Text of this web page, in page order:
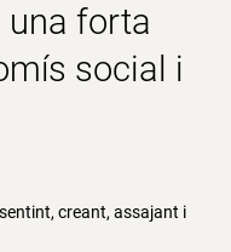
una forta
social i
creant, assajant i